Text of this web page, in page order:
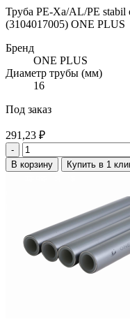
Труба PE-Xa/AL/PE stabil
(3104017005) ONE PLUS
Бренд
ONE PLUS
Диаметр трубы (мм)
16
Под заказ
291,23 ₽
-
В корзину Купить в 1